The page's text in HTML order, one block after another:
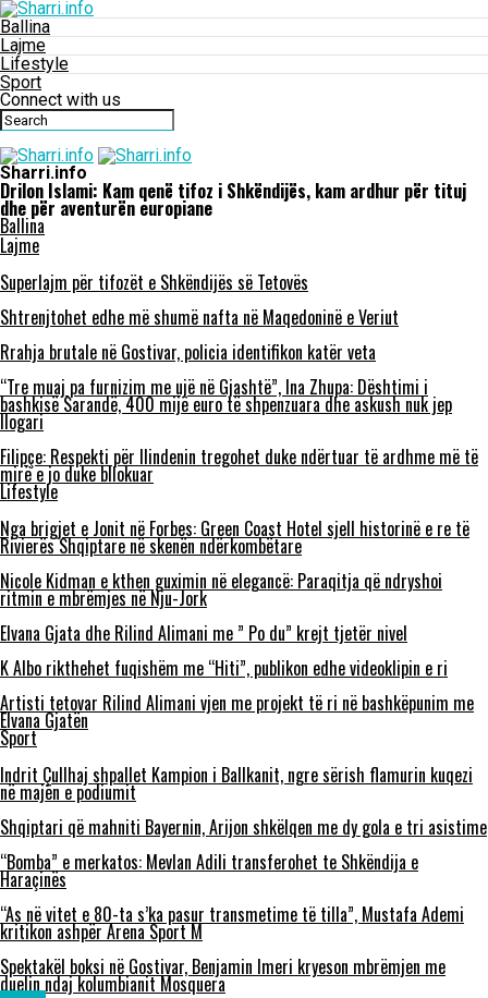
Ballina
Lajme
Lifestyle
Sport
Connect with us
Sharri.info
Drilon Islami: Kam qenë tifoz i Shkëndijës, kam ardhur për tituj
dhe për aventurën europiane
Ballina
Lajme
Superlajm për tifozët e Shkëndijës së Tetovës
Shtrenjtohet edhe më shumë nafta në Maqedoninë e Veriut
Rrahja brutale në Gostivar, policia identifikon katër veta
“Tre muaj pa furnizim me ujë në Gjashtë”, Ina Zhupa: Dështimi i
bashkisë Sarandë, 400 mijë euro të shpenzuara dhe askush nuk jep
llogari
Filipçe: Respekti për Ilindenin tregohet duke ndërtuar të ardhme më të
mirë e jo duke bllokuar
Lifestyle
Nga brigjet e Jonit në Forbes: Green Coast Hotel sjell historinë e re të
Rivierës Shqiptare në skenën ndërkombëtare
Nicole Kidman e kthen guximin në elegancë: Paraqitja që ndryshoi
ritmin e mbrëmjes në Nju-Jork
Elvana Gjata dhe Rilind Alimani me ” Po du” krejt tjetër nivel
K Albo rikthehet fuqishëm me “Hiti”, publikon edhe videoklipin e ri
Artisti tetovar Rilind Alimani vjen me projekt të ri në bashkëpunim me
Elvana Gjatën
Sport
Indrit Çullhaj shpallet Kampion i Ballkanit, ngre sërish flamurin kuqezi
në majën e podiumit
Shqiptari që mahniti Bayernin, Arijon shkëlqen me dy gola e tri asistime
“Bomba” e merkatos: Mevlan Adili transferohet te Shkëndija e
Haraçinës
“As në vitet e 80-ta s’ka pasur transmetime të tilla”, Mustafa Ademi
kritikon ashpër Arena Sport M
Spektakël boksi në Gostivar, Benjamin Imeri kryeson mbrëmjen me
duelin ndaj kolumbianit Mosquera